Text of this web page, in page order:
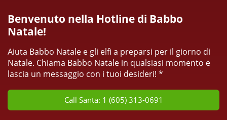
Benvenuto nella Hotline di Babbo
Natale!
Aiuta Babbo Natale e gli elfi a preparsi per il giorno di
Natale. Chiama Babbo Natale in qualsiasi momento e
lascia un messaggio con i tuoi desideri! *
Call Santa: 1 (605) 313-0691